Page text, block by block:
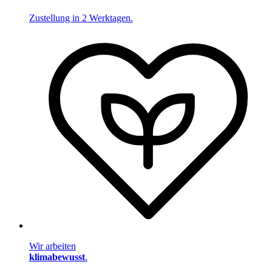
Zustellung in 2 Werktagen.
Wir arbeiten
klimabewusst.